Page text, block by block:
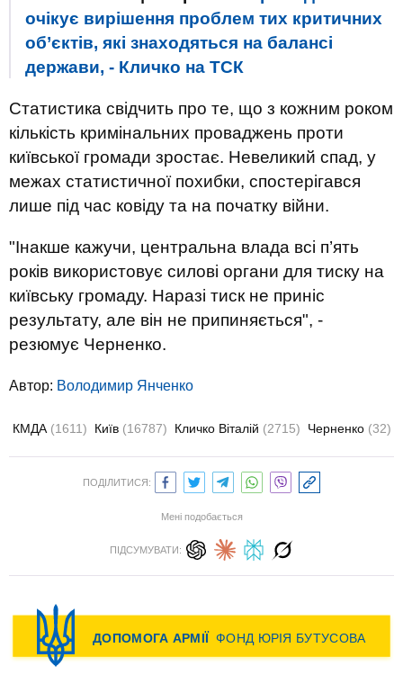
очікує вирішення проблем тих критичних
об’єктів, які знаходяться на балансі
держави, - Кличко на ТСК
Статистика свідчить про те, що з кожним роком
кількість кримінальних проваджень проти
київської громади зростає. Невеликий спад, у
межах статистичної похибки, спостерігався
лише під час ковіду та на початку війни.
"Інакше кажучи, центральна влада всі п’ять
років використовує силові органи для тиску на
київську громаду. Наразі тиск не приніс
результату, але він не припиняється", -
резюмує Черненко.
Автор: Володимир Янченко
КМДА (1611) Київ (16787) Кличко Віталій (2715) Черненко (32)
ПОДІЛИТИСЯ:
Мені подобається
ПІДСУМУВАТИ: